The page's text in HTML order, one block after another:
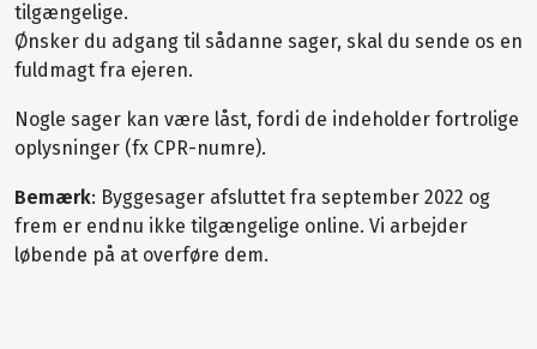
tilgængelige.
Ønsker du adgang til sådanne sager, skal du sende os en
fuldmagt fra ejeren.
Nogle sager kan være låst, fordi de indeholder fortrolige
oplysninger (fx CPR-numre).
Bemærk: Byggesager afsluttet fra september 2022 og
frem er endnu ikke tilgængelige online. Vi arbejder
løbende på at overføre dem.